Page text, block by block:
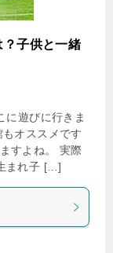
子供と一緒
に遊びに行きま
オススメです
すよね。 実際
まれ子 […]